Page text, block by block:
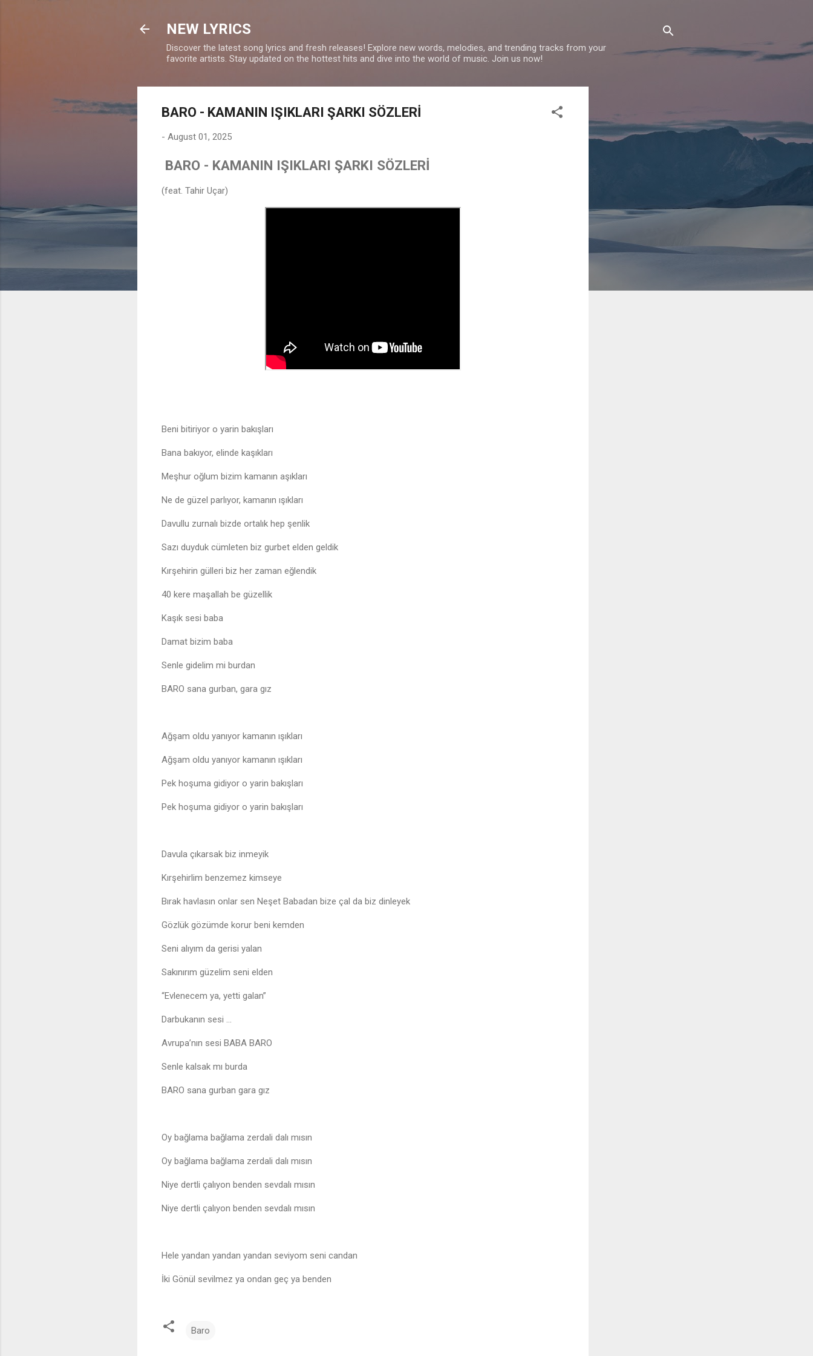
NEW LYRICS
Discover the latest song lyrics and fresh releases! Explore new words, melodies, and trending tracks from your
favorite artists. Stay updated on the hottest hits and dive into the world of music. Join us now!
BARO - KAMANIN IŞIKLARI ŞARKI SÖZLERİ
- August 01, 2025
BARO - KAMANIN IŞIKLARI ŞARKI SÖZLERİ
(feat. Tahir Uçar)
Beni bitiriyor o yarin bakışları
Bana bakıyor, elinde kaşıkları
Meşhur oğlum bizim kamanın aşıkları
Ne de güzel parlıyor, kamanın ışıkları
Davullu zurnalı bizde ortalık hep şenlik
Sazı duyduk cümleten biz gurbet elden geldik
Kırşehirin gülleri biz her zaman eğlendik
40 kere maşallah be güzellik
Kaşık sesi baba
Damat bizim baba
Senle gidelim mi burdan
BARO sana gurban, gara gız
Ağşam oldu yanıyor kamanın ışıkları
Ağşam oldu yanıyor kamanın ışıkları
Pek hoşuma gidiyor o yarin bakışları
Pek hoşuma gidiyor o yarin bakışları
Davula çıkarsak biz inmeyik
Kırşehirlim benzemez kimseye
Bırak havlasın onlar sen Neşet Babadan bize çal da biz dinleyek
Gözlük gözümde korur beni kemden
Seni alıyım da gerisi yalan
Sakınırım güzelim seni elden
“Evlenecem ya, yetti galan”
Darbukanın sesi …
Avrupa’nın sesi BABA BARO
Senle kalsak mı burda
BARO sana gurban gara gız
Oy bağlama bağlama zerdali dalı mısın
Oy bağlama bağlama zerdali dalı mısın
Niye dertli çalıyon benden sevdalı mısın
Niye dertli çalıyon benden sevdalı mısın
Hele yandan yandan yandan seviyom seni candan
İki Gönül sevilmez ya ondan geç ya benden
Baro